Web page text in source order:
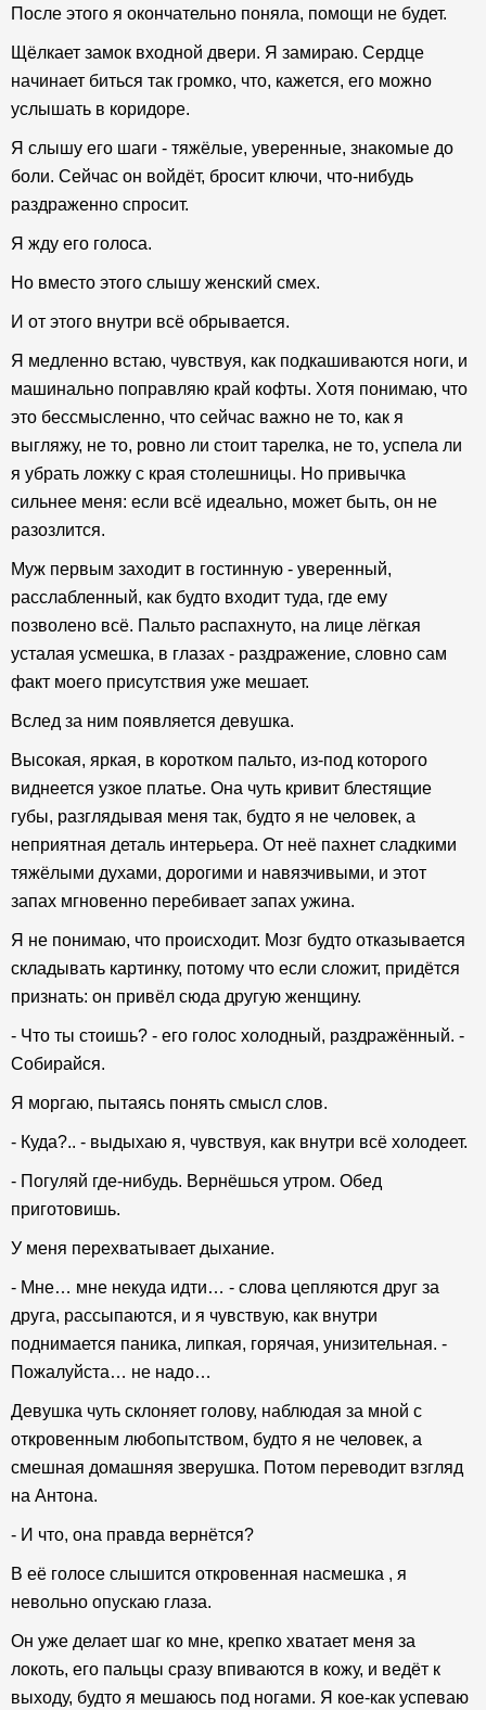
После этого я окончательно поняла, помощи не будет.
Щёлкает замок входной двери. Я замираю. Сердце
начинает биться так громко, что, кажется, его можно
услышать в коридоре.
Я слышу его шаги - тяжёлые, уверенные, знакомые до
боли. Сейчас он войдёт, бросит ключи, что-нибудь
раздраженно спросит.
Я жду его голоса.
Но вместо этого слышу женский смех.
И от этого внутри всё обрывается.
Я медленно встаю, чувствуя, как подкашиваются ноги, и
машинально поправляю край кофты. Хотя понимаю, что
это бессмысленно, что сейчас важно не то, как я
выгляжу, не то, ровно ли стоит тарелка, не то, успела ли
я убрать ложку с края столешницы. Но привычка
сильнее меня: если всё идеально, может быть, он не
разозлится.
Муж первым заходит в гостинную - уверенный,
расслабленный, как будто входит туда, где ему
позволено всё. Пальто распахнуто, на лице лёгкая
усталая усмешка, в глазах - раздражение, словно сам
факт моего присутствия уже мешает.
Вслед за ним появляется девушка.
Высокая, яркая, в коротком пальто, из-под которого
виднеется узкое платье. Она чуть кривит блестящие
губы, разглядывая меня так, будто я не человек, а
неприятная деталь интерьера. От неё пахнет сладкими
тяжёлыми духами, дорогими и навязчивыми, и этот
запах мгновенно перебивает запах ужина.
Я не понимаю, что происходит. Мозг будто отказывается
складывать картинку, потому что если сложит, придётся
признать: он привёл сюда другую женщину.
- Что ты стоишь? - его голос холодный, раздражённый. -
Собирайся.
Я моргаю, пытаясь понять смысл слов.
- Куда?.. - выдыхаю я, чувствуя, как внутри всё холодеет.
- Погуляй где-нибудь. Вернёшься утром. Обед
приготовишь.
У меня перехватывает дыхание.
- Мне… мне некуда идти… - слова цепляются друг за
друга, рассыпаются, и я чувствую, как внутри
поднимается паника, липкая, горячая, унизительная. -
Пожалуйста… не надо…
Девушка чуть склоняет голову, наблюдая за мной с
откровенным любопытством, будто я не человек, а
смешная домашняя зверушка. Потом переводит взгляд
на Антона.
- И что, она правда вернётся?
В её голосе слышится откровенная насмешка , я
невольно опускаю глаза.
Он уже делает шаг ко мне, крепко хватает меня за
локоть, его пальцы сразу впиваются в кожу, и ведёт к
выходу, будто я мешаюсь под ногами. Я кое-как успеваю